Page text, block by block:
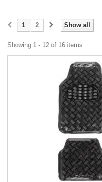
Show all
1 2
Showing 1 - 12 of 16 items